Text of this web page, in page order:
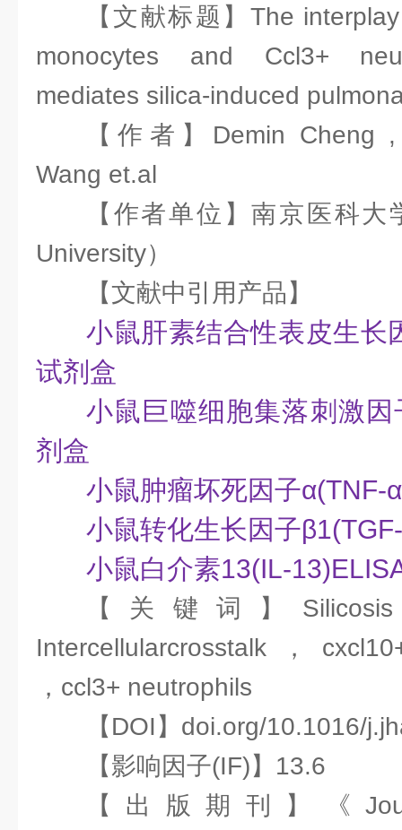
【文献标题】The
monocytes and Ccl3+
mediates silica-induced
【作者】Demin Cheng
Wang et.al
【作者单位】南京医科大
University）
【文献中引用产品】
小鼠肝素结合性表皮生长
试剂盒
小鼠巨噬细胞集落刺激
剂盒
小鼠肿瘤坏死因子α(TNF-
小鼠转化生长因子
小鼠白介素13(IL-
【关键词】Silicosis
Intercellularcrosstalk，
，ccl3+ neutrophils
【DOI】doi.org/10.1016/
【影响因子(IF)】13.6
【出版期刊】《